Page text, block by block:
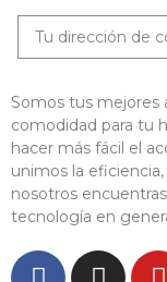
Somos tus mejores
comodidad para tu
hacer más fácil el
unimos la
nosotros
tecnología en